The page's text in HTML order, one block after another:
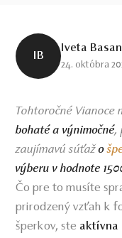
IB
Iveta
24. októbra
Tohtoročné Vianoce
bohaté a výnimočné,
zaujímavú súťažo
výberu v hodnote
Čo pre to musíte
prirodzený vzťah k
šperkov, ste aktívna